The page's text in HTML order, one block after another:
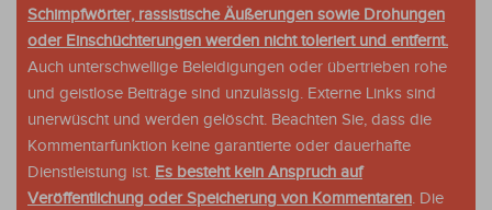
Schimpfwörter, rassistische Äußerungen sowie Drohungen
oder Einschüchterungen werden nicht toleriert und entfernt.
Auch unterschwellige Beleidigungen oder übertrieben rohe
und geistlose Beiträge sind unzulässig. Externe Links sind
unerwüscht und werden gelöscht. Beachten Sie, dass die
Kommentarfunktion keine garantierte oder dauerhafte
Dienstleistung ist. Es besteht kein Anspruch auf
Veröffentlichung oder Speicherung von Kommentaren. Die